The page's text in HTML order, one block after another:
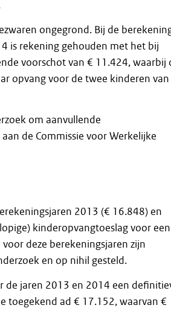
ongegrond. Bij de
is rekening gehouden met het bij
voorschot van € 11.424, waarbij
opvang voor de twee kinderen van
om aanvullende
de Commissie voor Werkelijke
2013 (€ 16.848) en
kinderopvangtoeslag voor een
deze berekeningsjaren zijn
en op nihil gesteld.
de jaren 2013 en 2014 een
toegekend ad € 17.152, waarvan €